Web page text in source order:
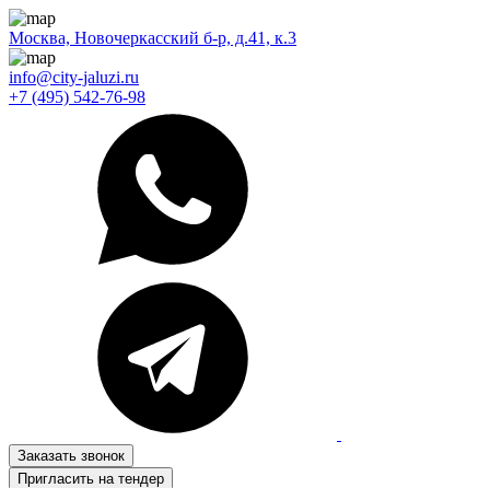
Москва, Новочеркасский б-р, д.41, к.3
info@city-jaluzi.ru
+7 (495) 542-76-98
Заказать звонок
Пригласить на тендер